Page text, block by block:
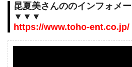
昆夏美さんののインフォメ
▼▼▼
https://www.toho-ent.co.jp/